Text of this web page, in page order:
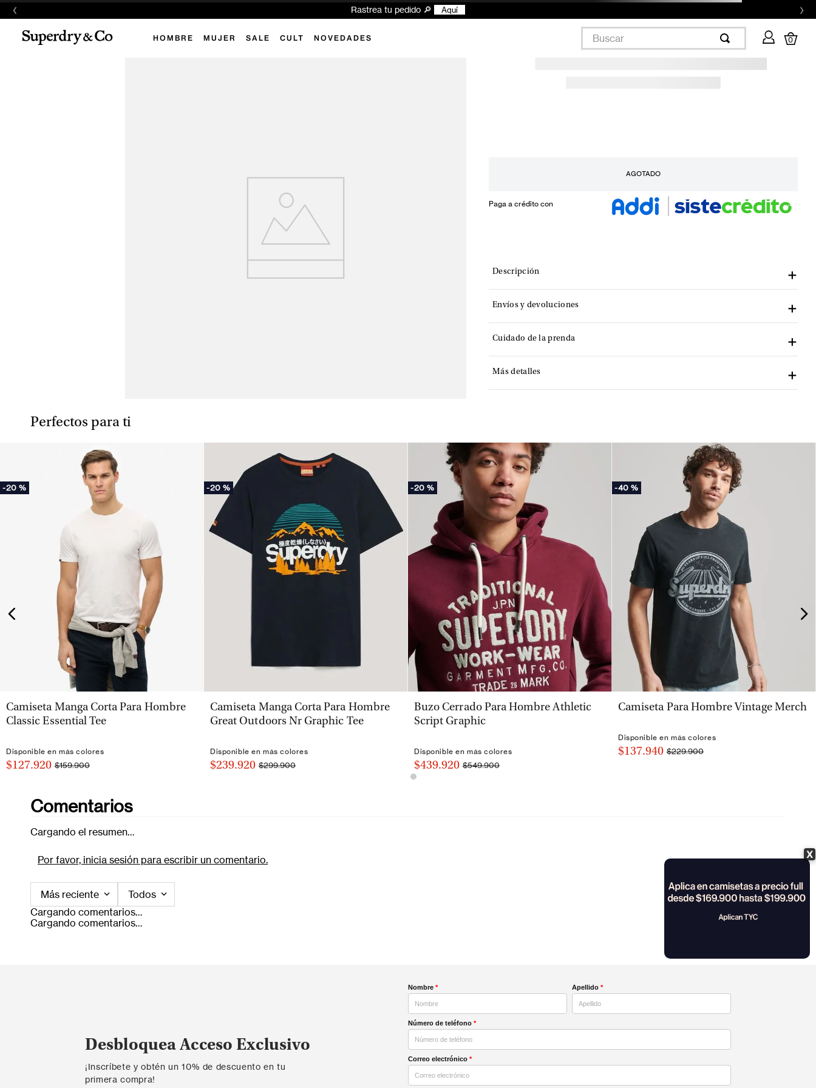
‹ Rastrea tu pedido 🔎 Aquí ›
HOMBRE MUJER SALE CULT NOVEDADES
Buscar
0
X
AGOTADO
Paga a crédito con
Descripción
Envíos y devoluciones
Cuidado de la prenda
Más detalles
Perfectos para ti
-20 %
VISTA RÁPIDA
Camiseta Manga Corta Para Hombre
Classic Essential Tee
Disponible en más colores
$127.920 $159.900
-20 %
VISTA RÁPIDA
Camiseta Manga Corta Para Hombre
Great Outdoors Nr Graphic Tee
Disponible en más colores
$239.920 $299.900
-20 %
VISTA RÁPIDA
Buzo Cerrado Para Hombre Athletic
Script Graphic
Disponible en más colores
$439.920 $549.900
-40 %
VISTA RÁPIDA
Camiseta Para Hombre Vintage Merch
Disponible en más colores
$137.940 $229.900
Comentarios
Cargando el resumen…
Por favor, inicia sesión para escribir un comentario.
Más reciente
Todos
Cargando comentarios…
Cargando comentarios…
Desbloquea Acceso Exclusivo
¡Inscríbete y obtén un 10% de descuento en tu
primera compra!
Nombre * Apellido *
Número de teléfono *
Correo electrónico *